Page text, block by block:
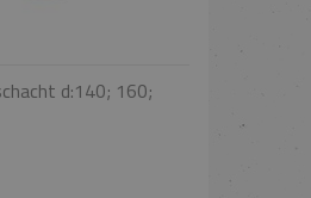
d:140; 160;